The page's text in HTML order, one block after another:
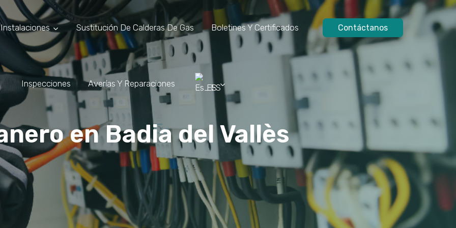
Instalaciones Sustitución De Calderas De Gas Boletines Y Certificados
Inspecciones Averías Y Reparaciones ES
Contáctanos
en Badia del Vallès